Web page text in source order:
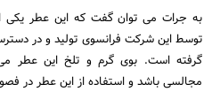
به جرات می توان گفت که این عطر یکی
توسط این شرکت فرانسوی تولید و در دسترس
گرفته است. بوی گرم و تلخ این عطر
مجالسی باشد و استفاده از این عطر در